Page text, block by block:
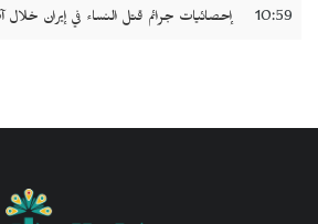
10:59 إحصائيات جرائم قتل النساء في إيران خلال